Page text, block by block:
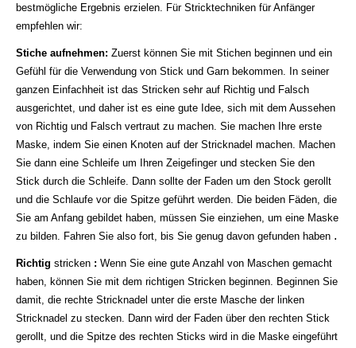
bestmögliche Ergebnis erzielen. Für Stricktechniken für Anfänger
empfehlen wir:
Stiche aufnehmen: Zuerst können Sie mit Stichen beginnen und ein
Gefühl für die Verwendung von Stick und Garn bekommen. In seiner
ganzen Einfachheit ist das Stricken sehr auf Richtig und Falsch
ausgerichtet, und daher ist es eine gute Idee, sich mit dem Aussehen
von Richtig und Falsch vertraut zu machen. Sie machen Ihre erste
Maske, indem Sie einen Knoten auf der Stricknadel machen. Machen
Sie dann eine Schleife um Ihren Zeigefinger und stecken Sie den
Stick durch die Schleife. Dann sollte der Faden um den Stock gerollt
und die Schlaufe vor die Spitze geführt werden. Die beiden Fäden, die
Sie am Anfang gebildet haben, müssen Sie einziehen, um eine Maske
zu bilden. Fahren Sie also fort, bis Sie genug davon gefunden haben .
Richtig stricken : Wenn Sie eine gute Anzahl von Maschen gemacht
haben, können Sie mit dem richtigen Stricken beginnen. Beginnen Sie
damit, die rechte Stricknadel unter die erste Masche der linken
Stricknadel zu stecken. Dann wird der Faden über den rechten Stick
gerollt, und die Spitze des rechten Sticks wird in die Maske eingeführt